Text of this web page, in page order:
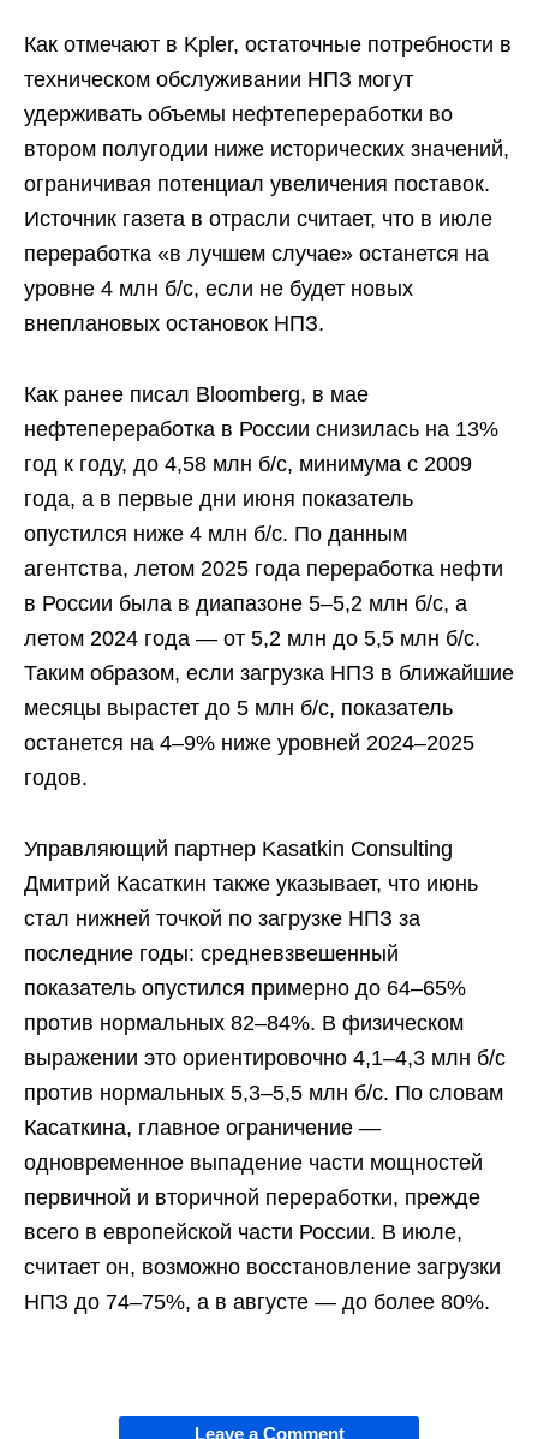
Как отмечают в Kpler, остаточные потребности в
техническом обслуживании НПЗ могут
удерживать объемы нефтепереработки во
втором полугодии ниже исторических значений,
ограничивая потенциал увеличения поставок.
Источник газета в отрасли считает, что в июле
переработка «в лучшем случае» останется на
уровне 4 млн б/с, если не будет новых
внеплановых остановок НПЗ.
Как ранее писал Bloomberg, в мае
нефтепереработка в России снизилась на 13%
год к году, до 4,58 млн б/c, минимума с 2009
года, а в первые дни июня показатель
опустился ниже 4 млн б/c. По данным
агентства, летом 2025 года переработка нефти
в России была в диапазоне 5–5,2 млн б/c, а
летом 2024 года — от 5,2 млн до 5,5 млн б/c.
Таким образом, если загрузка НПЗ в ближайшие
месяцы вырастет до 5 млн б/c, показатель
останется на 4–9% ниже уровней 2024–2025
годов.
Управляющий партнер Kasatkin Consulting
Дмитрий Касаткин также указывает, что июнь
стал нижней точкой по загрузке НПЗ за
последние годы: средневзвешенный
показатель опустился примерно до 64–65%
против нормальных 82–84%. В физическом
выражении это ориентировочно 4,1–4,3 млн б/c
против нормальных 5,3–5,5 млн б/c. По словам
Касаткина, главное ограничение —
одновременное выпадение части мощностей
первичной и вторичной переработки, прежде
всего в европейской части России. В июле,
считает он, возможно восстановление загрузки
НПЗ до 74–75%, а в августе — до более 80%.
Leave a Comment